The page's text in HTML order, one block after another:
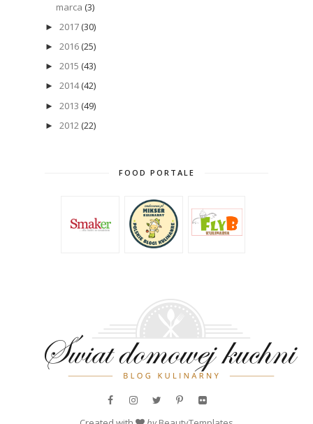
marca (3)
► 2017 (30)
► 2016 (25)
► 2015 (43)
► 2014 (42)
► 2013 (49)
► 2012 (22)
FOOD PORTALE